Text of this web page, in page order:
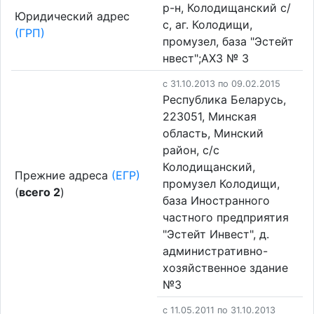
Юридический адрес
(ГРП)
р-н, Колодищанский с/
с, аг. Колодищи,
промузел, база "Эстейт
нвест";АХЗ № 3
Прежние адреса (ЕГР)
(всего 2)
c 31.10.2013 по 09.02.2015
Республика Беларусь,
223051, Минская
область, Минский
район, с/с
Колодищанский,
промузел Колодищи,
база Иностранного
частного предприятия
"Эстейт Инвест", д.
административно-
хозяйственное здание
№3
c 11.05.2011 по 31.10.2013